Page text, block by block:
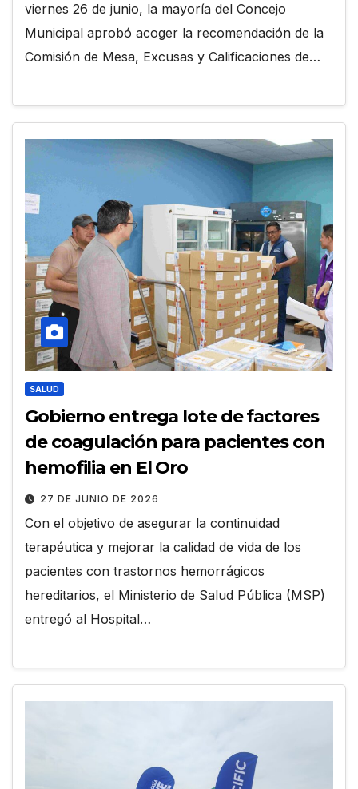
viernes 26 de junio, la mayoría del Concejo
Municipal aprobó acoger la recomendación de la
Comisión de Mesa, Excusas y Calificaciones de…
SALUD
Gobierno entrega lote de factores
de coagulación para pacientes con
hemofilia en El Oro
27 DE JUNIO DE 2026
Con el objetivo de asegurar la continuidad
terapéutica y mejorar la calidad de vida de los
pacientes con trastornos hemorrágicos
hereditarios, el Ministerio de Salud Pública (MSP)
entregó al Hospital…